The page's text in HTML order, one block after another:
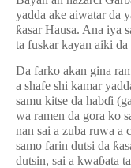
yadda ake aiwatar da
ƙasar Hausa. Ana iya
ta fuskar kayan aiki
Da farko akan gina
a shafe shi kamar
samu kitse da habɗi
wa ramen da gora ko
nan sai a zuba ruwa a
samo farin dutsi da ƙ
dutsin, sai a kwaɓata